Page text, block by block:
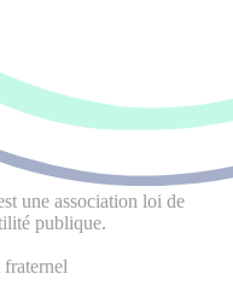
une association loi de
publique.